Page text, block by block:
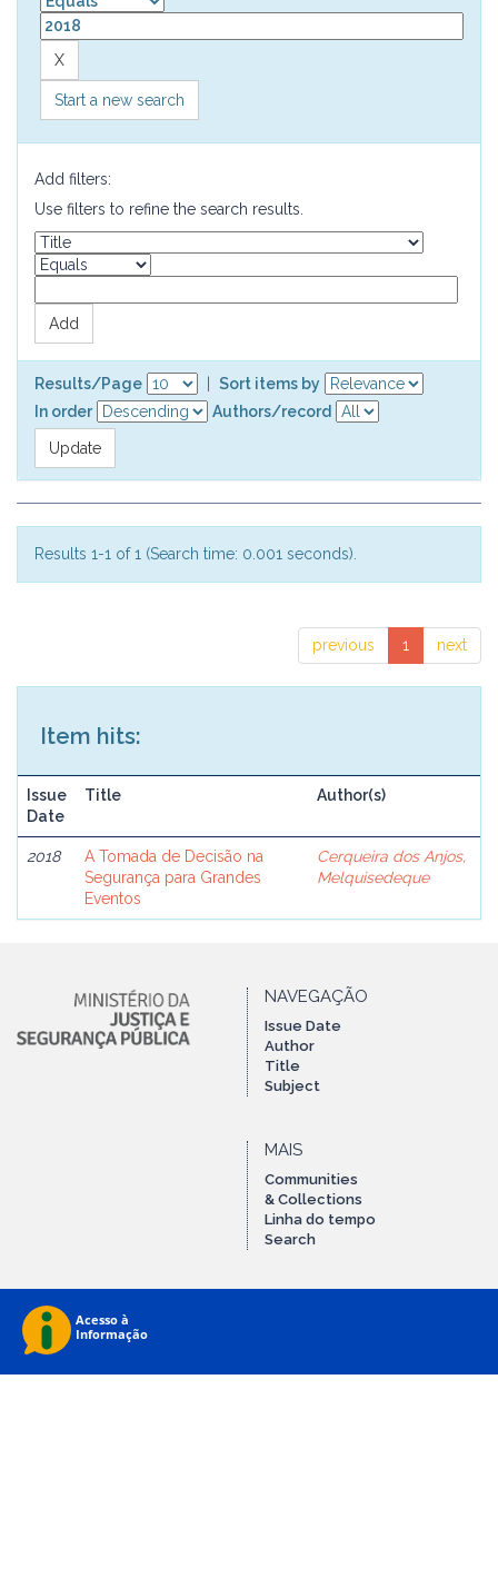
Start a new search
Add filters:
Use filters to refine the search results.
Results/Page
Sort items by
In order
Authors/record
Results 1-1 of 1 (Search time: 0.001 seconds).
previous 1 next
Item hits:
Issue
Date
Title Author(s)
2018
A Tomada de Decisão na
Segurança para Grandes
Eventos
Cerqueira dos Anjos,
Melquisedeque
NAVEGAÇÃO
Issue Date
Author
Title
Subject
MAIS
Communities
& Collections
Linha do tempo
Search